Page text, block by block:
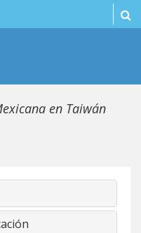
en Taiwán